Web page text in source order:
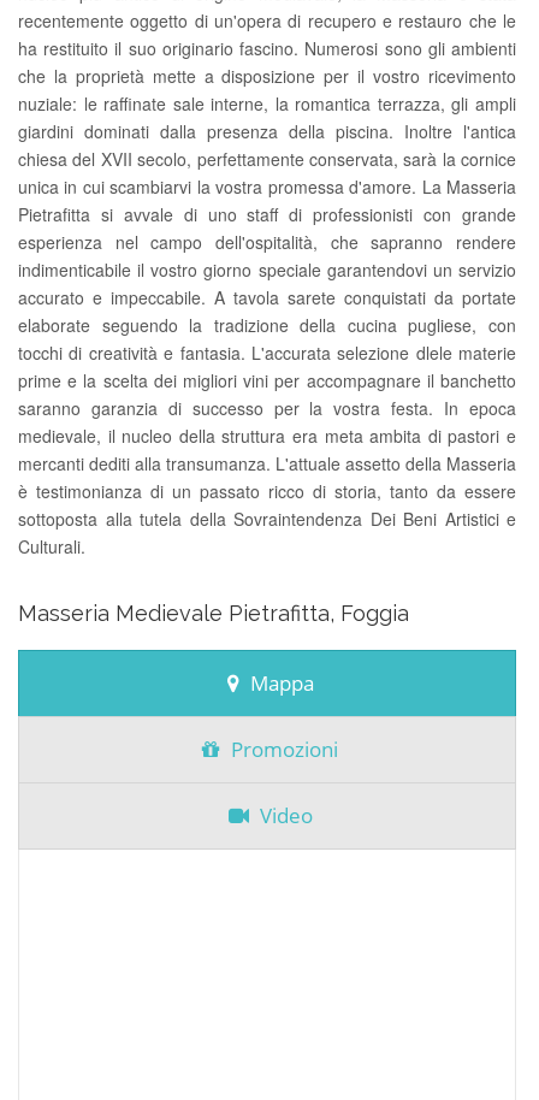
recentemente oggetto di un'opera di recupero e restauro che le
ha restituito il suo originario fascino. Numerosi sono gli ambienti
che la proprietà mette a disposizione per il vostro ricevimento
nuziale: le raffinate sale interne, la romantica terrazza, gli ampli
giardini dominati dalla presenza della piscina. Inoltre l'antica
chiesa del XVII secolo, perfettamente conservata, sarà la cornice
unica in cui scambiarvi la vostra promessa d'amore. La Masseria
Pietrafitta si avvale di uno staff di professionisti con grande
esperienza nel campo dell'ospitalità, che sapranno rendere
indimenticabile il vostro giorno speciale garantendovi un servizio
accurato e impeccabile. A tavola sarete conquistati da portate
elaborate seguendo la tradizione della cucina pugliese, con
tocchi di creatività e fantasia. L'accurata selezione dlele materie
prime e la scelta dei migliori vini per accompagnare il banchetto
saranno garanzia di successo per la vostra festa. In epoca
medievale, il nucleo della struttura era meta ambita di pastori e
mercanti dediti alla transumanza. L'attuale assetto della Masseria
è testimonianza di un passato ricco di storia, tanto da essere
sottoposta alla tutela della Sovraintendenza Dei Beni Artistici e
Culturali.
Masseria Medievale Pietrafitta, Foggia
Mappa
Promozioni
Video